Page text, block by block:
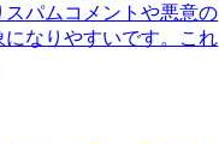
スパムコメントや悪意の
になりやすいです。これ